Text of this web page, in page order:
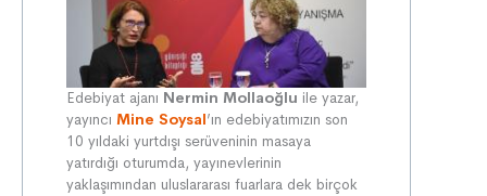
Edebiyat ajanı Nermin Mollaoğlu ile yazar,
yayıncı Mine Soysal’ın edebiyatımızın son
10 yıldaki yurtdışı serüveninin masaya
yatırdığı oturumda, yayınevlerinin
yaklaşımından uluslararası fuarlara dek birçok